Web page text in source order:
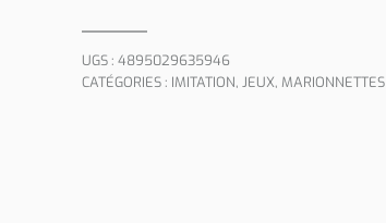
UGS : 4895029635946
CATÉGORIES : IMITATION, JEUX, MARIONNETTES